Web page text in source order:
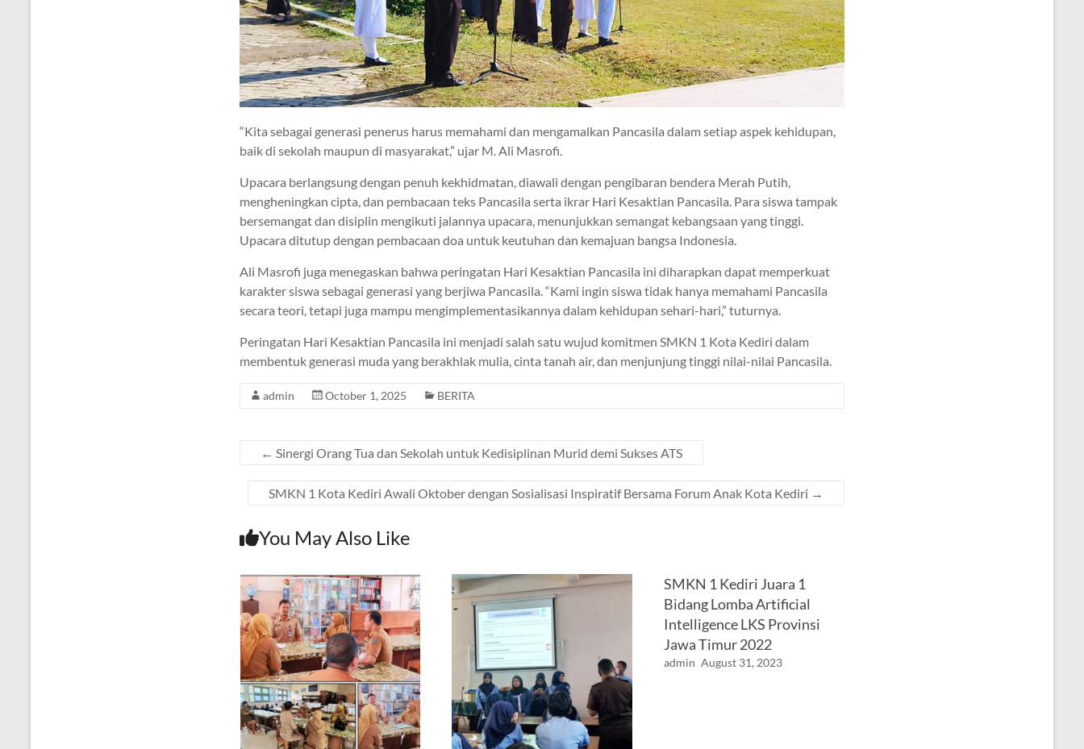
“Kita sebagai generasi penerus harus memahami dan mengamalkan Pancasila dalam setiap aspek kehidupan,
baik di sekolah maupun di masyarakat,” ujar M. Ali Masrofi.
Upacara berlangsung dengan penuh kekhidmatan, diawali dengan pengibaran bendera Merah Putih,
mengheningkan cipta, dan pembacaan teks Pancasila serta ikrar Hari Kesaktian Pancasila. Para siswa tampak
bersemangat dan disiplin mengikuti jalannya upacara, menunjukkan semangat kebangsaan yang tinggi.
Upacara ditutup dengan pembacaan doa untuk keutuhan dan kemajuan bangsa Indonesia.
Ali Masrofi juga menegaskan bahwa peringatan Hari Kesaktian Pancasila ini diharapkan dapat memperkuat
karakter siswa sebagai generasi yang berjiwa Pancasila. “Kami ingin siswa tidak hanya memahami Pancasila
secara teori, tetapi juga mampu mengimplementasikannya dalam kehidupan sehari-hari,” tuturnya.
Peringatan Hari Kesaktian Pancasila ini menjadi salah satu wujud komitmen SMKN 1 Kota Kediri dalam
membentuk generasi muda yang berakhlak mulia, cinta tanah air, dan menjunjung tinggi nilai-nilai Pancasila.
admin October 1, 2025 BERITA
← Sinergi Orang Tua dan Sekolah untuk Kedisiplinan Murid demi Sukses ATS
SMKN 1 Kota Kediri Awali Oktober dengan Sosialisasi Inspiratif Bersama Forum Anak Kota Kediri →
You May Also Like
SMKN 1 Kediri Juara 1
Bidang Lomba Artificial
Intelligence LKS Provinsi
Jawa Timur 2022
admin August 31, 2023